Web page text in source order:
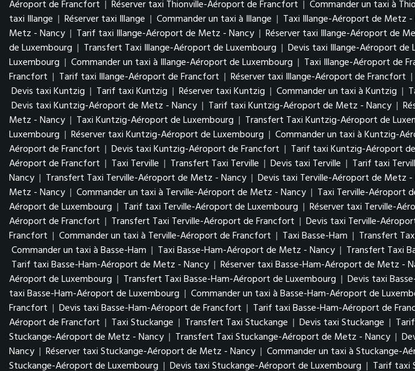
Aéroport de Francfort | Réserver taxi Thionville-Aéroport de Francfort | Commander un taxi à
taxi Illange | Réserver taxi Illange | Commander un taxi à Illange | Taxi Illange-Aéroport de Metz -
Metz - Nancy | Tarif taxi Illange-Aéroport de Metz - Nancy | Réserver taxi Illange-Aéroport de
de Luxembourg | Transfert Taxi Illange-Aéroport de Luxembourg | Devis taxi Illange-Aéroport de
Luxembourg | Commander un taxi à Illange-Aéroport de Luxembourg | Taxi Illange-Aéroport de
Francfort | Tarif taxi Illange-Aéroport de Francfort | Réserver taxi Illange-Aéroport de Francfort |
Devis taxi Kuntzig | Tarif taxi Kuntzig | Réserver taxi Kuntzig | Commander un taxi à Kuntzig |
Devis taxi Kuntzig-Aéroport de Metz - Nancy | Tarif taxi Kuntzig-Aéroport de Metz - Nancy |
Metz - Nancy | Taxi Kuntzig-Aéroport de Luxembourg | Transfert Taxi Kuntzig-Aéroport de
Luxembourg | Réserver taxi Kuntzig-Aéroport de Luxembourg | Commander un taxi à Kuntzig-
Aéroport de Francfort | Devis taxi Kuntzig-Aéroport de Francfort | Tarif taxi Kuntzig-Aéroport
Aéroport de Francfort | Taxi Terville | Transfert Taxi Terville | Devis taxi Terville | Tarif taxi
Nancy | Transfert Taxi Terville-Aéroport de Metz - Nancy | Devis taxi Terville-Aéroport de Metz -
Metz - Nancy | Commander un taxi à Terville-Aéroport de Metz - Nancy | Taxi Terville-Aéroport
Aéroport de Luxembourg | Tarif taxi Terville-Aéroport de Luxembourg | Réserver taxi Terville-
Aéroport de Francfort | Transfert Taxi Terville-Aéroport de Francfort | Devis taxi Terville-
Francfort | Commander un taxi à Terville-Aéroport de Francfort | Taxi Basse-Ham | Transfert
Commander un taxi à Basse-Ham | Taxi Basse-Ham-Aéroport de Metz - Nancy | Transfert Taxi
Tarif taxi Basse-Ham-Aéroport de Metz - Nancy | Réserver taxi Basse-Ham-Aéroport de Metz -
Aéroport de Luxembourg | Transfert Taxi Basse-Ham-Aéroport de Luxembourg | Devis taxi
taxi Basse-Ham-Aéroport de Luxembourg | Commander un taxi à Basse-Ham-Aéroport de
Francfort | Devis taxi Basse-Ham-Aéroport de Francfort | Tarif taxi Basse-Ham-Aéroport de
Aéroport de Francfort | Taxi Stuckange | Transfert Taxi Stuckange | Devis taxi Stuckange |
Stuckange-Aéroport de Metz - Nancy | Transfert Taxi Stuckange-Aéroport de Metz - Nancy |
Nancy | Réserver taxi Stuckange-Aéroport de Metz - Nancy | Commander un taxi à Stuckange-
Stuckange-Aéroport de Luxembourg | Devis taxi Stuckange-Aéroport de Luxembourg | Tarif taxi